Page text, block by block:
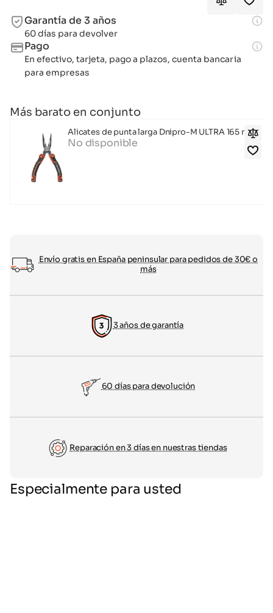
Garantía de 3 años
60 días para devolver
Pago
En efectivo, tarjeta, pago a plazos, cuenta bancaria
para empresas
Más barato en conjunto
Alicates de punta larga Dnipro-M ULTRA 165 mm
No disponible
Envío gratis en España peninsular para pedidos de 30€ o
más
3 años de garantía
60 días para devolución
Reparación en 3 días en nuestras tiendas
Especialmente para usted